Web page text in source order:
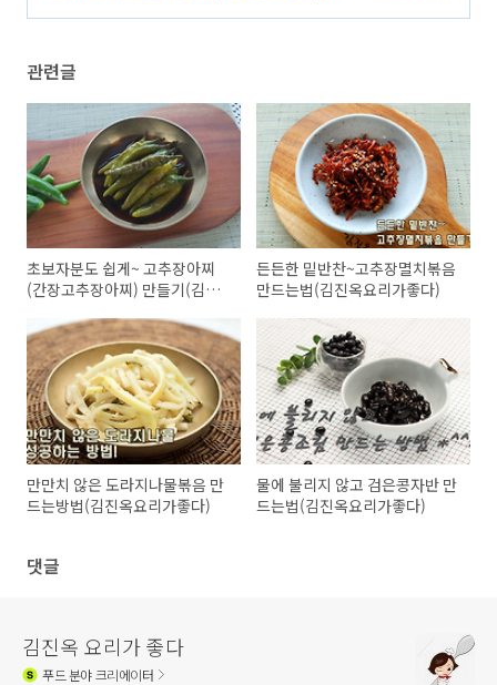
관련글
초보자분도 쉽게~ 고추장아찌
(간장고추장아찌) 만들기(김진
든든한 밑반찬~고추장멸치볶음
만드는법(김진옥요리가좋다)
만만치 않은 도라지나물볶음 만
드는방법(김진옥요리가좋다)
물에 불리지 않고 검은콩자반 만
드는법(김진옥요리가좋다)
댓글
김진옥 요리가 좋다
푸드분야 크리에이터